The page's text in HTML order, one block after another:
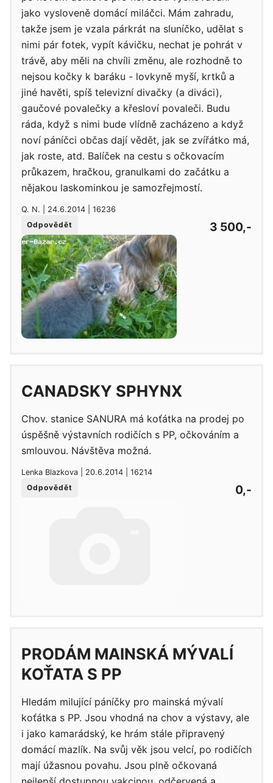
jako vysloveně domácí miláčci. Mám zahradu,
takže jsem je vzala párkrát na sluníčko, udělat s
nimi pár fotek, vypít kávičku, nechat je pohrát v
trávě, aby měli na chvíli změnu, ale rozhodně to
nejsou kočky k baráku - lovkyně myší, krtků a
jiné havěti, spíš televizní divačky (a diváci),
gaučové povalečky a křesloví povaleči. Budu
ráda, když s nimi bude vlídně zacházeno a když
noví páníčci občas dají vědět, jak se zvířátko má,
jak roste, atd. Balíček na cestu s očkovacím
průkazem, hračkou, granulkami do začátku a
nějakou laskominkou je samozřejmostí.
Q. N. | 24.6.2014 | 16236
Odpovědět
3 500,-
CANADSKY SPHYNX
Chov. stanice SANURA má koťátka na prodej po
úspěšně výstavních rodičích s PP, očkováním a
smlouvou. Návštěva možná.
Lenka Blazkova | 20.6.2014 | 16214
Odpovědět
0,-
PRODÁM MAINSKÁ MÝVALÍ
KOŤATA S PP
Hledám milující páníčky pro mainská mývalí
koťátka s PP. Jsou vhodná na chov a výstavy, ale
i jako kamarádský, ke hrám stále připravený
domácí mazlík. Na svůj věk jsou velcí, po rodičích
mají úžasnou povahu. Jsou plně očkovaná